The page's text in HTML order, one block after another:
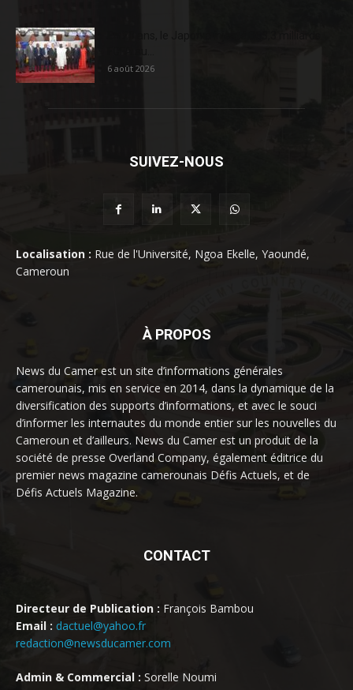
6 août 2026
SUIVEZ-NOUS
Localisation : Rue de l'Université, Ngoa Ekelle, Yaoundé,
Cameroun
À PROPOS
News du Camer est un site d’informations générales
camerounais, mis en service en 2014, dans la dynamique de la
diversification des supports d’informations, et avec le souci
d’informer les internautes du monde entier sur les nouvelles du
Cameroun et d’ailleurs. News du Camer est un produit de la
société de presse Overland Company, également éditrice du
premier news magazine camerounais Défis Actuels, et de
Défis Actuels Magazine.
CONTACT
Directeur de Publication : François Bambou
Email : dactuel@yahoo.fr
redaction@newsducamer.com
Admin & Commercial : Sorelle Noumi